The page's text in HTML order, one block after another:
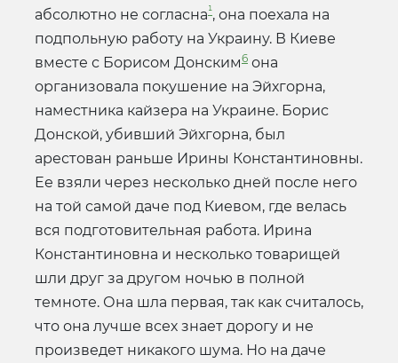
абсолютно не согласна¹, она поехала на
подпольную работу на Украину. В Киеве
вместе с Борисом Донским6 она
организовала покушение на Эйхгорна,
наместника кайзера на Украине. Борис
Донской, убивший Эйхгорна, был
арестован раньше Ирины Константиновны.
Ее взяли через несколько дней после него
на той самой даче под Киевом, где велась
вся подготовительная работа. Ирина
Константиновна и несколько товарищей
шли друг за другом ночью в полной
темноте. Она шла первая, так как считалось,
что она лучше всех знает дорогу и не
произведет никакого шума. Но на даче